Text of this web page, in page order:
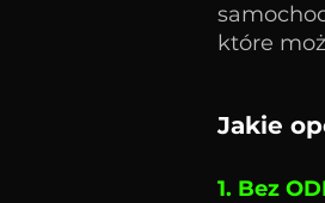
które
Jakie
1. Bez